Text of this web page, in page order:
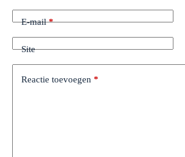
E-mail*
Site
Reactie toevoegen *